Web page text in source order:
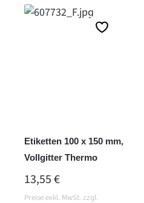
Etiketten 100 x 150 mm,
Vollgitter Thermo
REGULÄRER PREIS:
13,55 €
Preise exkl. MwSt. zzgl.